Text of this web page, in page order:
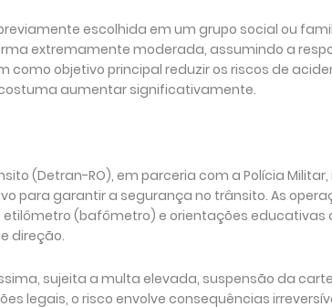
escolhida em um grupo social ou
extremamente moderada, assumindo a
como objetivo principal reduzir os riscos de
aumentar significativamente.
(Detran-RO), em parceria com a Polícia
para garantir a segurança no trânsito. As
(bafômetro) e orientações educativas
direção.
sujeita a multa elevada, suspensão da
legais, o risco envolve consequências